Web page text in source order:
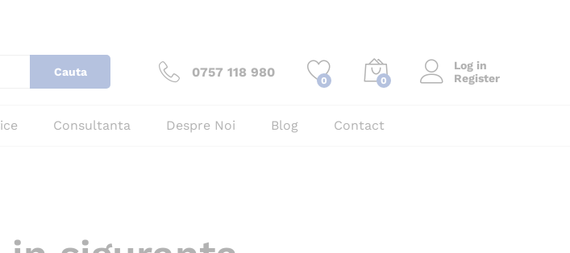
Cauta 0757 118 980
0 0
Log in
Register
Consultanta Despre Noi Blog Contact